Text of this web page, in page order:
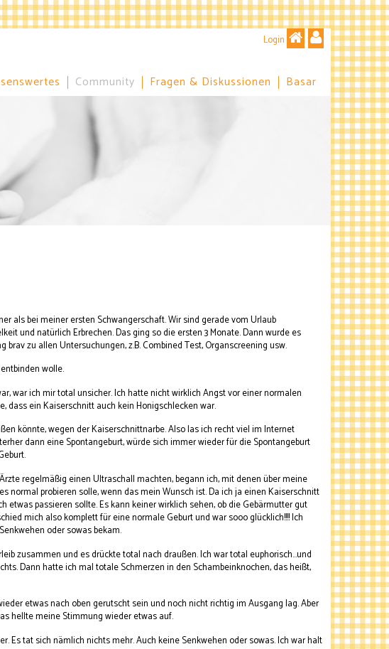
Login
Community Fragen & Diskussionen Basar
als bei meiner ersten Schwangerschaft. Wir sind gerade vom Urlaub
und natürlich Erbrechen. Das ging so die ersten 3 Monate. Dann wurde es
zu allen Untersuchungen, z.B. Combined Test, Organscreening usw.
wolle.
war ich mir total unsicher. Ich hatte nicht wirklich Angst vor einer normalen
dass ein Kaiserschnitt auch kein Honigschlecken war.
könnte, wegen der Kaiserschnittnarbe. Also las ich recht viel im Internet
dann eine Spontangeburt, würde sich immer wieder für die Spontangeburt
regelmäßig einen Ultraschall machten, begann ich, mit denen über meine
normal probieren solle, wenn das mein Wunsch ist. Da ich ja einen Kaiserschnitt
passieren sollte. Es kann keiner wirklich sehen, ob die Gebärmutter gut
mich also komplett für eine normale Geburt und war sooo glücklich!!!! Ich
oder sowas bekam.
zusammen und es drückte total nach draußen. Ich war total euphorisch...und
Dann hatte ich mal totale Schmerzen in den Schambeinknochen, das heißt,
etwas nach oben gerutscht sein und noch nicht richtig im Ausgang lag. Aber
hellte meine Stimmung wieder etwas auf.
Es tat sich nämlich nichts mehr. Auch keine Senkwehen oder sowas. Ich war halt